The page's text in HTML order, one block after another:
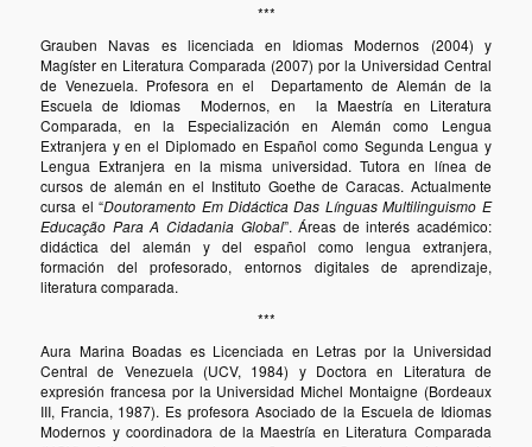
***
Grauben Navas es licenciada en Idiomas Modernos (2004) y
Magíster en Literatura Comparada (2007) por la Universidad Central
de Venezuela. Profesora en el Departamento de Alemán de la
Escuela de Idiomas Modernos, en la Maestría en Literatura
Comparada, en la Especialización en Alemán como Lengua
Extranjera y en el Diplomado en Español como Segunda Lengua y
Lengua Extranjera en la misma universidad. Tutora en línea de
cursos de alemán en el Instituto Goethe de Caracas. Actualmente
cursa el “Doutoramento Em Didáctica Das Línguas Multilinguismo E
Educação Para A Cidadania Global”. Áreas de interés académico:
didáctica del alemán y del español como lengua extranjera,
formación del profesorado, entornos digitales de aprendizaje,
literatura comparada.
***
Aura Marina Boadas es Licenciada en Letras por la Universidad
Central de Venezuela (UCV, 1984) y Doctora en Literatura de
expresión francesa por la Universidad Michel Montaigne (Bordeaux
III, Francia, 1987). Es profesora Asociado de la Escuela de Idiomas
Modernos y coordinadora de la Maestría en Literatura Comparada